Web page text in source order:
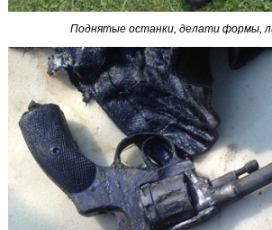
Поднятые останки, делати формы,